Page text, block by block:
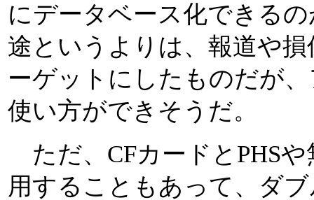
にデータベース化できる
途というよりは、報道や
ーゲットにしたものだが
使い方ができそうだ。
ただ、CFカードとPHS
用することもあって、ダ